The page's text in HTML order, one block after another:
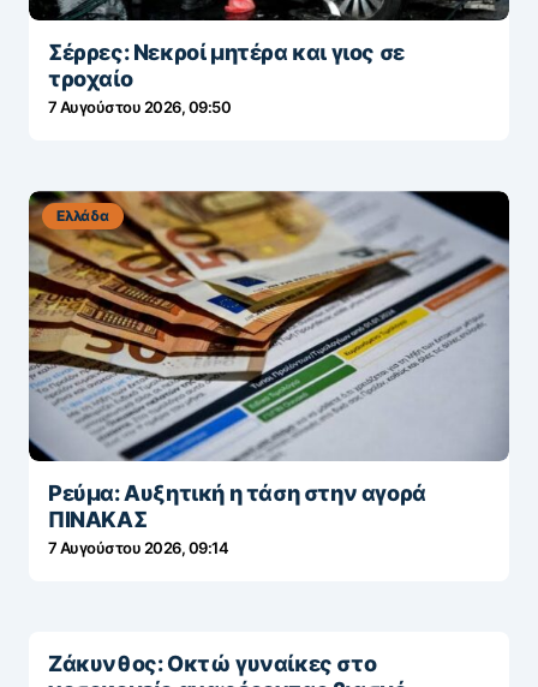
Σέρρες: Νεκροί μητέρα και γιος σε
τροχαίο
7 Αυγούστου 2026, 09:50
Ελλάδα
Ρεύμα: Αυξητική η τάση στην αγορά
ΠΙΝΑΚΑΣ
7 Αυγούστου 2026, 09:14
Ζάκυνθος: Οκτώ γυναίκες στο